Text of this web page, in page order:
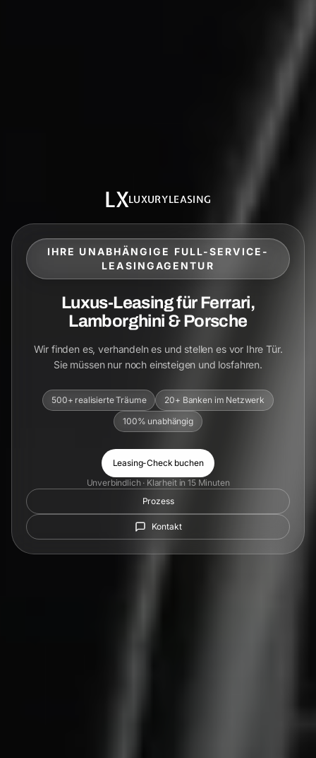
LXLUXURYLEASING
IHRE UNABHÄNGIGE FULL-SERVICE-
LEASINGAGENTUR
Luxus-Leasing für Ferrari,
Lamborghini & Porsche
Wir finden es, verhandeln es und stellen es vor Ihre Tür.
Sie müssen nur noch einsteigen und losfahren.
500+ realisierte Träume
20+ Banken im Netzwerk
100% unabhängig
Leasing-Check buchen
Unverbindlich · Klarheit in 15 Minuten
Prozess
Kontakt